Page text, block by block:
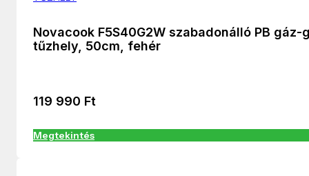
Novacook F5S40G2W szabadonálló PB gáz-
tűzhely, 50cm, fehér
119 990 Ft
Megtekintés